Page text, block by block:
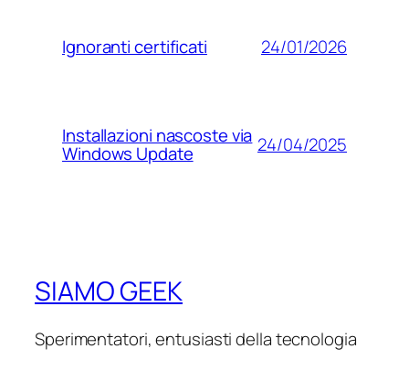
Ignoranti certificati 24/01/2026
Installazioni nascoste via
Windows Update 24/04/2025
SIAMO GEEK
Sperimentatori, entusiasti della tecnologia